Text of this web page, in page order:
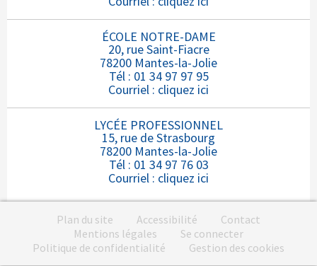
ÉCOLE NOTRE-DAME
20, rue Saint-Fiacre
78200 Mantes-la-Jolie
Tél : 01 34 97 97 95
Courriel : cliquez ici
LYCÉE PROFESSIONNEL
15, rue de Strasbourg
78200 Mantes-la-Jolie
Tél : 01 34 97 76 03
Courriel : cliquez ici
Plan du site Accessibilité
Contact
Mentions légales
Se connecter
Politique de confidentialité
Gestion des cookies